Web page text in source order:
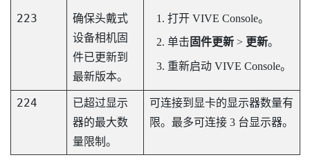
223
确保头戴式
设备相机固
件已更新到
最新版本。
打开 VIVE Console。
单击 固件更新> 更新。
重新启动 VIVE Console。
224
已超过显示
器的最大数
量限制。
可连接到显卡的显示器数量有
限。最多可连接 3 台显示器。